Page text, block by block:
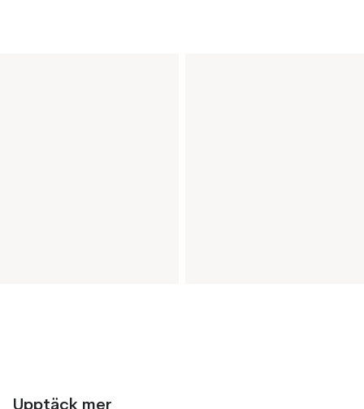
Upptäck mer